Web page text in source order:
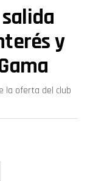
y
la oferta del club